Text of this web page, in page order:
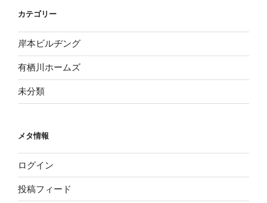
カテゴリー
岸本ビルヂング
有栖川ホームズ
未分類
メタ情報
ログイン
投稿フィード